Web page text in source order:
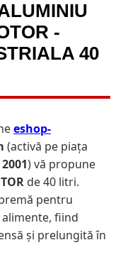
-
40
eshop-
(activă pe piața
2001) vă propune
de 40 litri.
pentru
fiind
și prelungită în